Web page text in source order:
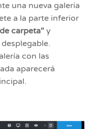
una nueva galería
a la parte inferior
carpeta" y
con las
aparecerá